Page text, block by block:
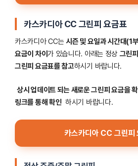
카스카디아 CC 그린피 요금표
카스카디아 CC는 시즌 및 요일과 시간대(1
요금이 차이가 있습니다. 아래는 정상 그린
그린피 요금표를 참고하시기 바랍니다.
상시 업데이트 되는 새로운 그린피 요금을
링크를 통해 확인 하시기 바랍니다.
카스카디아 CC 그린피